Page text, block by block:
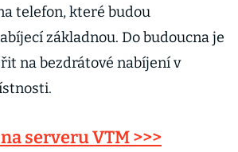
telefon, které budou
základnou. Do budoucna je
na bezdrátové nabíjení v
serveru VTM >>>